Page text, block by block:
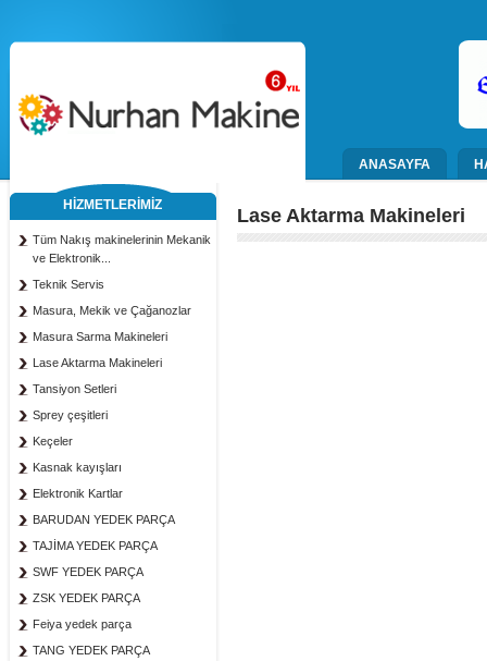
ANASAYFA
HİZMETLERİMİZ
Tüm Nakış makinelerinin Mekanik
ve Elektronik...
Teknik Servis
Masura, Mekik ve Çağanozlar
Masura Sarma Makineleri
Lase Aktarma Makineleri
Tansiyon Setleri
Sprey çeşitleri
Keçeler
Kasnak kayışları
Elektronik Kartlar
BARUDAN YEDEK PARÇA
TAJİMA YEDEK PARÇA
SWF YEDEK PARÇA
ZSK YEDEK PARÇA
Feiya yedek parça
TANG YEDEK PARÇA
Lase Aktarma Makineleri